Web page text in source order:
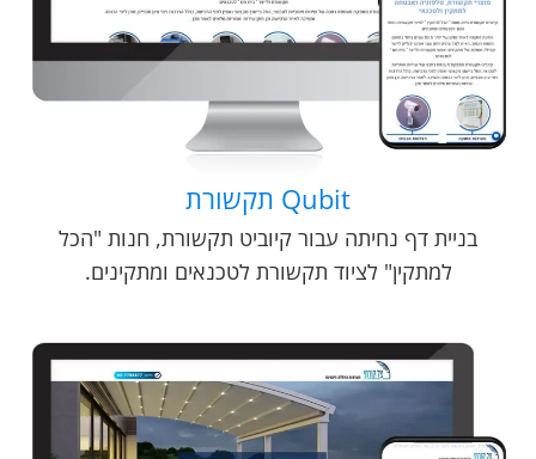
Qubit תקשורת
בניית דף נחיתה עבור קיוביט תקשורת, חנות "הכל
למתקין" לציוד תקשורת לטכנאים ומתקינים.